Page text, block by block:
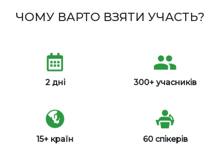
ЧОМУ ВАРТО ВЗЯТИ УЧАСТЬ?
2 дні 300+ учасників
15+ країн 60 спікерів